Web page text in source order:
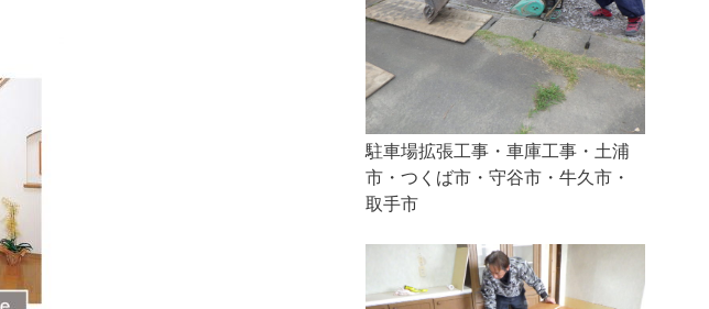
駐車場拡張工事・車庫工事・土浦
市・つくば市・守谷市・牛久市・
取手市